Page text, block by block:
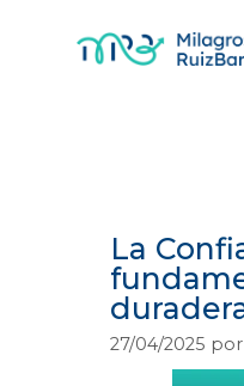
La
27/04/2025 por